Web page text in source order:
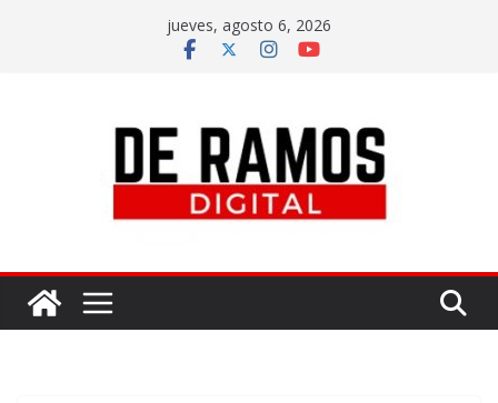
jueves, agosto 6, 2026